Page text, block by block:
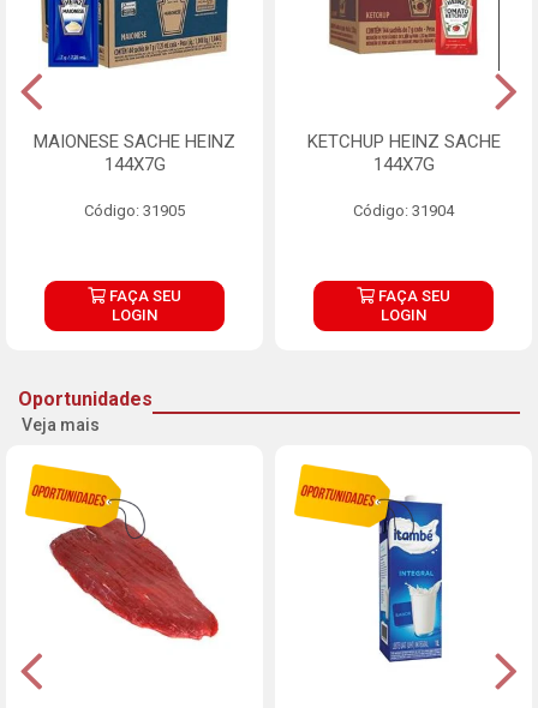
MAIONESE SACHE HEINZ
144X7G
Código: 31905
FAÇA SEU
LOGIN
KETCHUP HEINZ SACHE
144X7G
Código: 31904
FAÇA SEU
LOGIN
Oportunidades
Veja mais